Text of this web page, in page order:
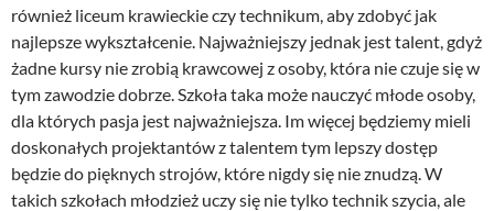
również liceum krawieckie czy technikum, aby zdobyć jak
najlepsze wykształcenie. Najważniejszy jednak jest talent, gdyż
żadne kursy nie zrobią krawcowej z osoby, która nie czuje się w
tym zawodzie dobrze. Szkoła taka może nauczyć młode osoby,
dla których pasja jest najważniejsza. Im więcej będziemy mieli
doskonałych projektantów z talentem tym lepszy dostęp
będzie do pięknych strojów, które nigdy się nie znudzą. W
takich szkołach młodzież uczy się nie tylko technik szycia, ale